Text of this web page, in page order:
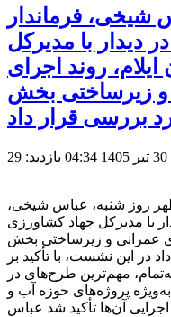
شیخی، فرماندار
دیدار با مدیرکل
روند اجرای
و زیرساختی بخش
بررسی قرار داد
بازدید: 29
- شنبه ۲۷ تیرماه ۱۴۰۵ ظهر روز شنبه، عباس شیخی،
با مدیرکل جهاد کشاورزی
عمرانی و زیرساختی بخش
در این نشست، با تأکید بر
مهم‌ترین طرح‌های در
پروژه‌های حوزه آب و
آن‌ها تأکید شد عباس